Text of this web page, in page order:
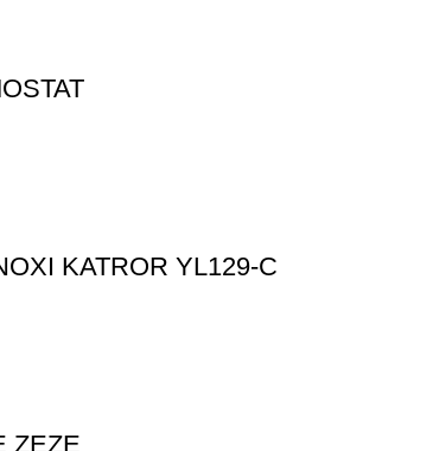
KATROR YL129-C
ZEZE